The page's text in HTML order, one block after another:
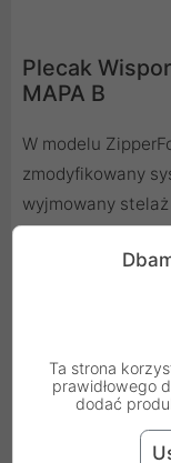
Plecak
MAPA B
W modelu
zmodyfikowany
wyjmowany
centralnie na
naszyte tak aby
oraz aby
systemie nośnym
przeznaczona na
bez
ZipperFoxa
umożliwiające
Ta strona
prawidłowego
dodać